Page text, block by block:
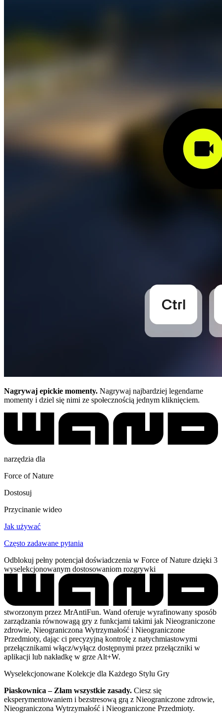
Nagrywaj epickie momenty. Nagrywaj najbardziej legendarne
momenty i dziel się nimi ze społecznością jednym kliknięciem.
narzędzia dla
Force of Nature
Dostosuj
Przycinanie wideo
Jak używać
Często zadawane pytania
Odblokuj pełny potencjał doświadczenia w Force of Nature dzięki 3
wyselekcjonowanym dostosowaniom rozgrywki
stworzonym przez MrAntiFun. Wand oferuje wyrafinowany sposób
zarządzania równowagą gry z funkcjami takimi jak Nieograniczone
zdrowie, Nieograniczona Wytrzymałość i Nieograniczone
Przedmioty, dając ci precyzyjną kontrolę z natychmiastowymi
przełącznikami włącz/wyłącz dostępnymi przez przełączniki w
aplikacji lub nakładkę w grze Alt+W.
Wyselekcjonowane Kolekcje dla Każdego Stylu Gry
Piaskownica – Złam wszystkie zasady. Ciesz się
eksperymentowaniem i bezstresową grą z Nieograniczone zdrowie,
Nieograniczona Wytrzymałość i Nieograniczone Przedmioty.